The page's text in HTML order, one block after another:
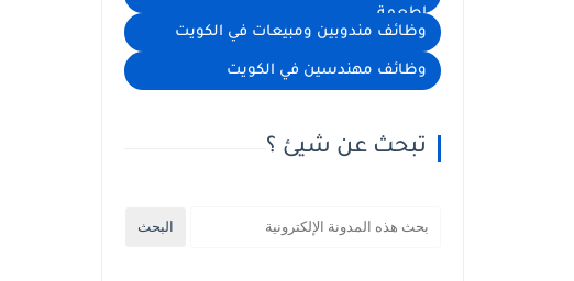
اطعمة
وظائف مندوبين ومبيعات في الكويت
وظائف مهندسين في الكويت
تبحث عن شيئ ؟